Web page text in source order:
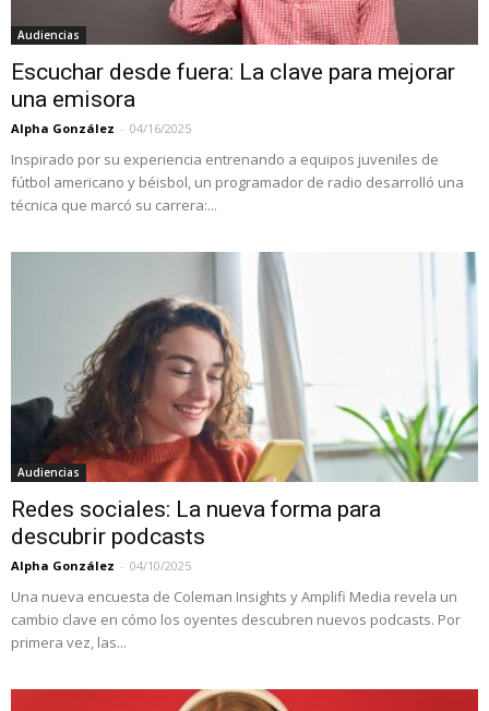
Audiencias
Escuchar desde fuera: La clave para mejorar
una emisora
Alpha González - 04/16/2025
Inspirado por su experiencia entrenando a equipos juveniles de
fútbol americano y béisbol, un programador de radio desarrolló una
técnica que marcó su carrera:...
Audiencias
Redes sociales: La nueva forma para
descubrir podcasts
Alpha González - 04/10/2025
Una nueva encuesta de Coleman Insights y Amplifi Media revela un
cambio clave en cómo los oyentes descubren nuevos podcasts. Por
primera vez, las...